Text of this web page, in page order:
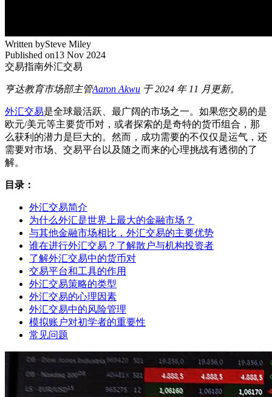
Written bySteve Miley
Published on13 Nov 2024
交易指南外汇交易
亨达教育市场部主管Aaron Akwu 于 2024 年 11 月更新。
外汇交易是全球最活跃、最广阔的市场之一。如果您交易的是
欧元/美元等主要货币对，或者探索的是奇特的货币组合，那
么获利的潜力是巨大的。然而，成功需要的不仅仅是运气，还
需要对市场、交易平台以及随之而来的心理挑战有透彻的了
解。
目录：
外汇交易简介
为什么外汇是世界上最大的金融市场？
与其他金融市场相比，外汇交易的主要优势
谁在进行外汇交易？了解散户与机构投资者
了解外汇交易中的货币对
交易平台和工具的作用
外汇交易策略的类型
外汇交易的心理因素
外汇交易中的风险管理
模拟账户对初学者的重要性
常见问题